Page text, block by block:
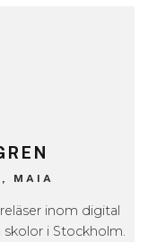
MAIA
inom digital
i Stockholm.